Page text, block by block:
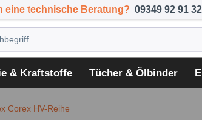
eine technische Beratung? 09349 92 91 32
& Kraftstoffe Tücher & Ölbinder
Corex HV-Reihe